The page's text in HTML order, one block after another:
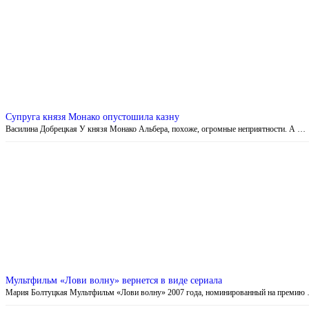
Супруга князя Монако опустошила казну
Василина Добрецкая У князя Монако Альбера, похоже, огромные неприятности. А …
Мультфильм «Лови волну» вернется в виде сериала
Мария Болтуцкая Мультфильм «Лови волну» 2007 года, номинированный на